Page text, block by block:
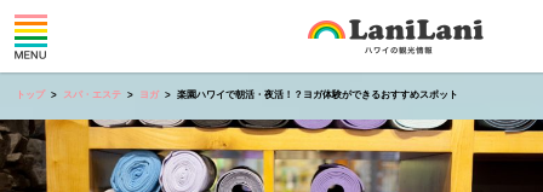
トップ スパ・エステ ヨガ 楽園ハワイで朝活・夜活！？ヨガ体験ができるおすすめスポット